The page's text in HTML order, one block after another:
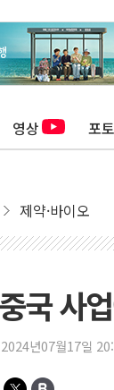
영상 포토
제약·바이오
국 사
2024년07월17일